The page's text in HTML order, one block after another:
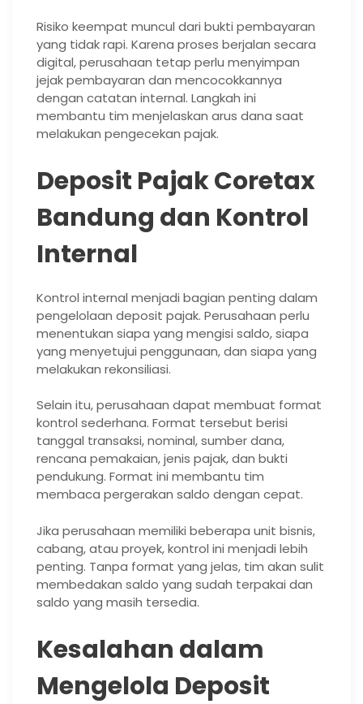
Risiko keempat muncul dari bukti pembayaran
yang tidak rapi. Karena proses berjalan secara
digital, perusahaan tetap perlu menyimpan
jejak pembayaran dan mencocokkannya
dengan catatan internal. Langkah ini
membantu tim menjelaskan arus dana saat
melakukan pengecekan pajak.
Deposit Pajak Coretax
Bandung dan Kontrol
Internal
Kontrol internal menjadi bagian penting dalam
pengelolaan deposit pajak. Perusahaan perlu
menentukan siapa yang mengisi saldo, siapa
yang menyetujui penggunaan, dan siapa yang
melakukan rekonsiliasi.
Selain itu, perusahaan dapat membuat format
kontrol sederhana. Format tersebut berisi
tanggal transaksi, nominal, sumber dana,
rencana pemakaian, jenis pajak, dan bukti
pendukung. Format ini membantu tim
membaca pergerakan saldo dengan cepat.
Jika perusahaan memiliki beberapa unit bisnis,
cabang, atau proyek, kontrol ini menjadi lebih
penting. Tanpa format yang jelas, tim akan sulit
membedakan saldo yang sudah terpakai dan
saldo yang masih tersedia.
Kesalahan dalam
Mengelola Deposit